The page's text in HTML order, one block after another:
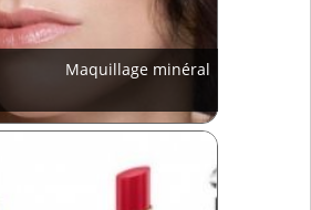
Maquillage minéral